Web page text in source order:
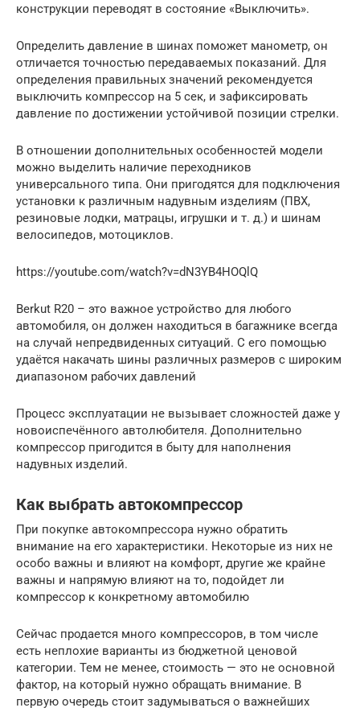
конструкции переводят в состояние «Выключить».
Определить давление в шинах поможет манометр, он
отличается точностью передаваемых показаний. Для
определения правильных значений рекомендуется
выключить компрессор на 5 сек, и зафиксировать
давление по достижении устойчивой позиции стрелки.
В отношении дополнительных особенностей модели
можно выделить наличие переходников
универсального типа. Они пригодятся для подключения
установки к различным надувным изделиям (ПВХ,
резиновые лодки, матрацы, игрушки и т. д.) и шинам
велосипедов, мотоциклов.
https://youtube.com/watch?v=dN3YB4HOQlQ
Berkut R20 – это важное устройство для любого
автомобиля, он должен находиться в багажнике всегда
на случай непредвиденных ситуаций. С его помощью
удаётся накачать шины различных размеров с широким
диапазоном рабочих давлений
Процесс эксплуатации не вызывает сложностей даже у
новоиспечённого автолюбителя. Дополнительно
компрессор пригодится в быту для наполнения
надувных изделий.
Как выбрать автокомпрессор
При покупке автокомпрессора нужно обратить
внимание на его характеристики. Некоторые из них не
особо важны и влияют на комфорт, другие же крайне
важны и напрямую влияют на то, подойдет ли
компрессор к конкретному автомобилю
Сейчас продается много компрессоров, в том числе
есть неплохие варианты из бюджетной ценовой
категории. Тем не менее, стоимость — это не основной
фактор, на который нужно обращать внимание. В
первую очередь стоит задумываться о важнейших